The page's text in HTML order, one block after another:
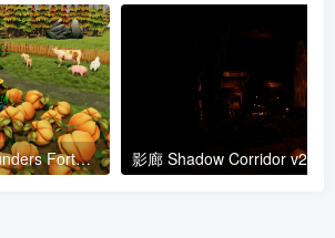
开拓者的财富 Founders Fortune v1.2.9g版 官方中文